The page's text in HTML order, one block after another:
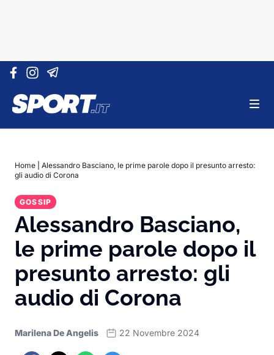
Vai al contenuto
Home
Alessandro Basciano, le prime parole dopo il presunto arresto:
gli audio di Corona
GOSSIP
Alessandro Basciano,
le prime parole dopo il
presunto arresto: gli
audio di Corona
Marilena De Angelis 22 Novembre 2024